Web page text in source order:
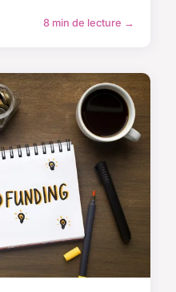
8 min de lecture →